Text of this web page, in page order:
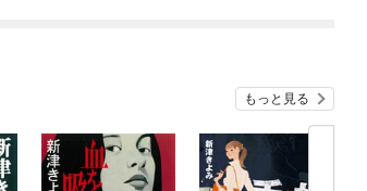
もっと見る